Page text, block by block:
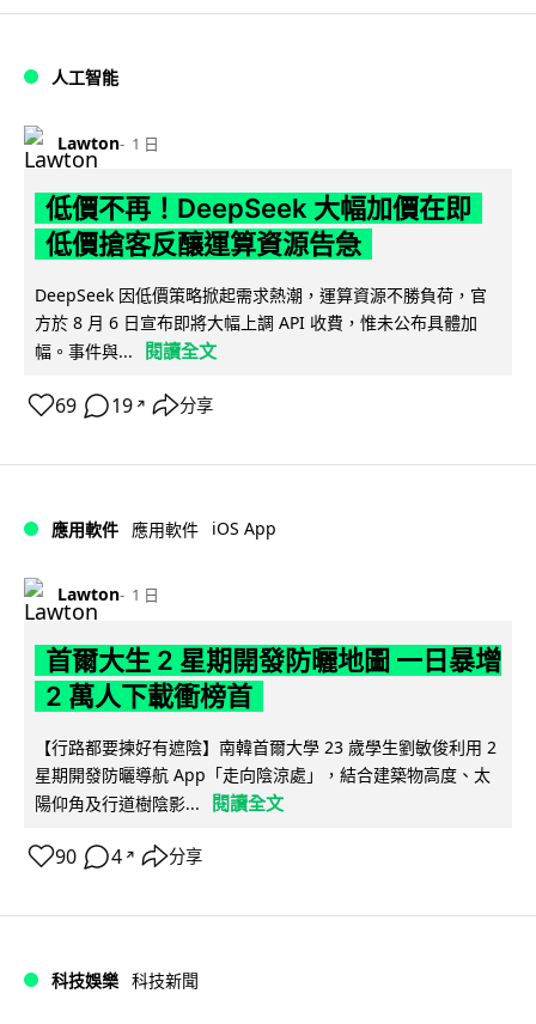
人工智能
Lawton 1 日
低價不再！DeepSeek 大幅加價在即
低價搶客反釀運算資源告急
DeepSeek 因低價策略掀起需求熱潮，運算資源不勝負荷，官
方於 8 月 6 日宣布即將大幅上調 API 收費，惟未公布具體加
幅。事件與...
閱讀全文
69 19 ↗ 分享
應用軟件 應用軟件 iOS App
Lawton 1 日
首爾大生 2 星期開發防曬地圖 一日暴增
2 萬人下載衝榜首
【行路都要揀好有遮陰】南韓首爾大學 23 歲學生劉敏俊利用 2
星期開發防曬導航 App「走向陰涼處」，結合建築物高度、太
陽仰角及行道樹陰影...
閱讀全文
90 4 ↗ 分享
科技娛樂 科技新聞